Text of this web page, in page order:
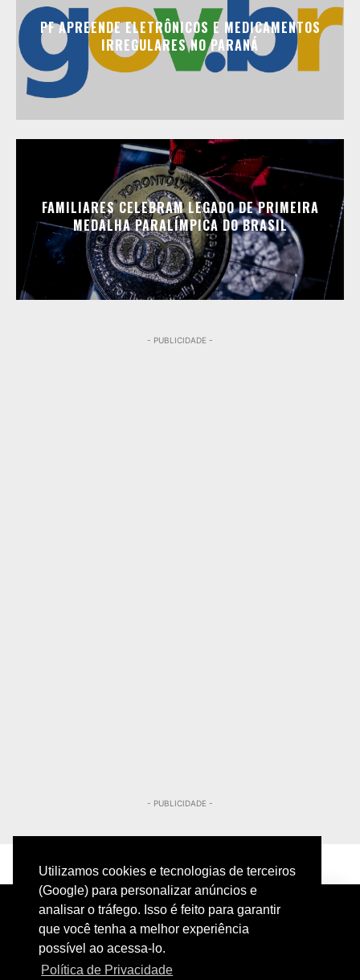
Utilizamos cookies e tecnologias de terceiros
(Google) para personalizar anúncios e
analisar o tráfego. Isso é feito para garantir
que você tenha a melhor experiência
possível ao acessa-lo.
Política de Privacidade
PF APREENDE ELETRÔNICOS E MEDICAMENTOS
IRREGULARES NO PARANÁ
FAMILIARES CELEBRAM LEGADO DE PRIMEIRA
MEDALHA PARALÍMPICA DO BRASIL
- PUBLICIDADE -
- PUBLICIDADE -